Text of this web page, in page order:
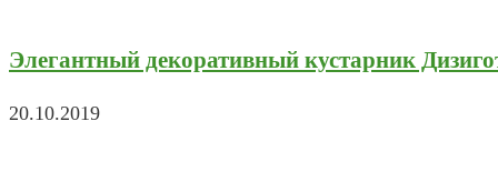
Элегантный декоративный кустарник
20.10.2019